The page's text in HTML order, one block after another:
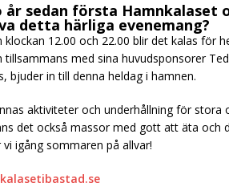
sedan första Hamnkalaset
detta härliga evenemang?
klockan 12.00 och 22.00 blir det kalas för
med sina huvudsponsorer
bjuder in till denna heldag i hamnen.
aktiviteter och underhållning för stora
det också massor med gott att äta och
igång sommaren på allvar!